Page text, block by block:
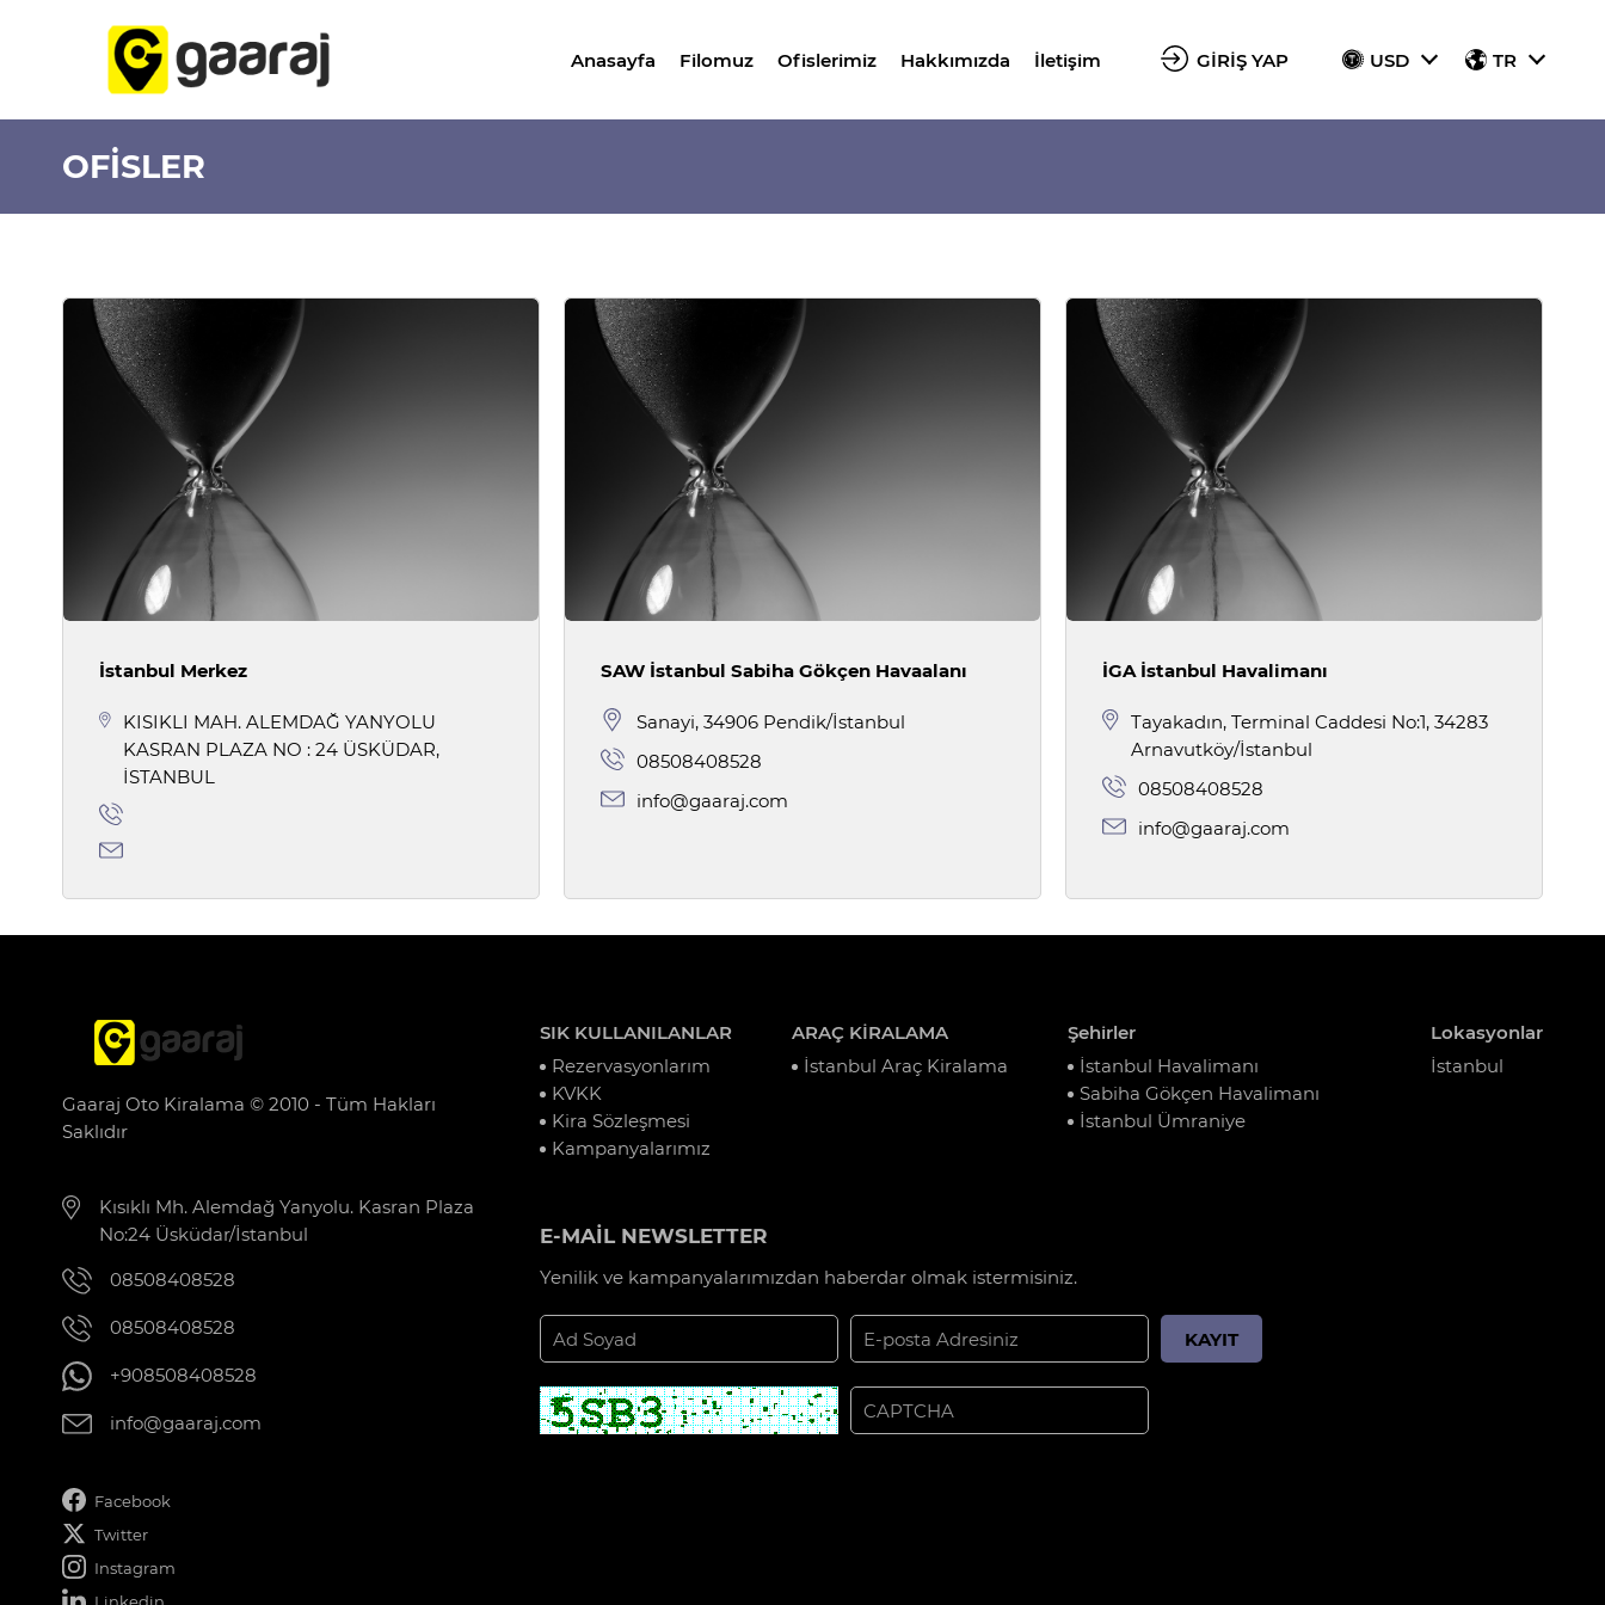
Anasayfa Filomuz Ofislerimiz Hakkımızda İletişim GİRİŞ YAP USD TR
OFİSLER
İstanbul Merkez
KISIKLI MAH. ALEMDAĞ YANYOLU
KASRAN PLAZA NO : 24 ÜSKÜDAR,
İSTANBUL
SAW İstanbul Sabiha Gökçen Havaalanı
Sanayi, 34906 Pendik/İstanbul
08508408528
info@gaaraj.com
İGA İstanbul Havalimanı
Tayakadın, Terminal Caddesi No:1, 34283
Arnavutköy/İstanbul
08508408528
info@gaaraj.com
Gaaraj Oto Kiralama © 2010 - Tüm Hakları
Saklıdır
Kısıklı Mh. Alemdağ Yanyolu. Kasran Plaza
No:24 Üsküdar/İstanbul
08508408528
08508408528
+908508408528
info@gaaraj.com
Facebook
Twitter
Instagram
SIK KULLANILANLAR
Rezervasyonlarım
KVKK
Kira Sözleşmesi
Kampanyalarımız
ARAÇ KİRALAMA
İstanbul Araç Kiralama
Şehirler
İstanbul Havalimanı
Sabiha Gökçen Havalimanı
İstanbul Ümraniye
Lokasyonlar
İstanbul
E-MAİL NEWSLETTER
Yenilik ve kampanyalarımızdan haberdar olmak istermisiniz.
KAYIT